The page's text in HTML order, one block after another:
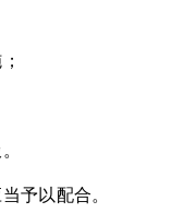
予以配合。